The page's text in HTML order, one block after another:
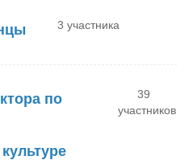
3 участника
по
39
участников